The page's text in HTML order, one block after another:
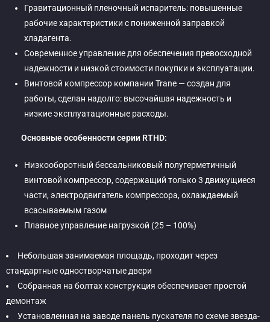
Гравитационный пленочный испаритель: повышенные
рабочие характеристики с пониженной заправкой
хладагента.
Современное управление для обеспечения превосходной
надежности и низкой стоимости покупки и эксплуатации.
Винтовой компрессор компании Trane — создан для
работы, сделан надолго: высочайшая надежность и
низкие эксплуатационные расходы.
Основные особенности серии RTHD:
Низкооборотный бессальниковый полугерметичный
винтовой компрессор, содержащий только 3 движущиеся
части, электродвигатель компрессора, охлаждаемый
всасываемым газом
Плавное управление нагрузкой (25 – 100%)
Небольшая занимаемая площадь, проходит через
стандартные одностворчатые двери
Собранная на болтах конструкция обеспечивает простой
демонтаж
Установленная на заводе панель пускателя по схеме звезда­